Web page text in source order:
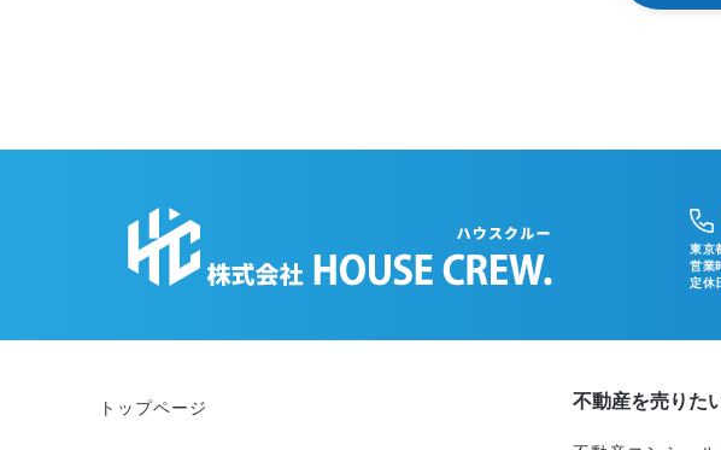
東京
営業
定休
トップページ 不動産を売りた